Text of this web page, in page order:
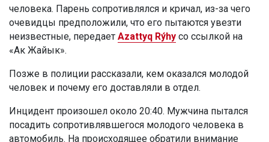
человека. Парень сопротивлялся и кричал, из-за чего
очевидцы предположили, что его пытаются увезти
неизвестные, передает Azattyq Rýhy со ссылкой на
«Ак Жайык».
Позже в полиции рассказали, кем оказался молодой
человек и почему его доставляли в отдел.
Инцидент произошел около 20:40. Мужчина пытался
посадить сопротивлявшегося молодого человека в
автомобиль. На происходящее обратили внимание